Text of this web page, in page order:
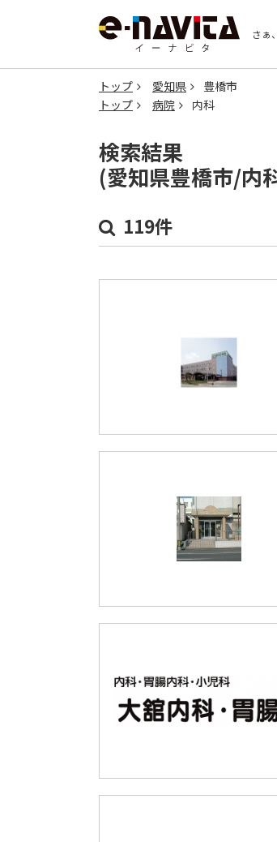
さぁ
トップ 愛知県
豊橋市
トップ
病院 内科
検索結果
(愛知県豊橋市/内
119件